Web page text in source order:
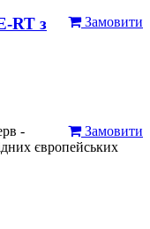
Замовити
RT з
Замовити
-
європейських